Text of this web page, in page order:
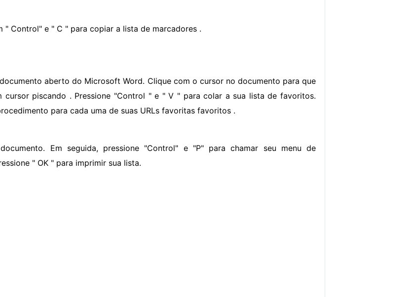
" Control" e " C " para copiar a lista de marcadores .
aberto do Microsoft Word. Clique com o cursor no documento para que
cursor piscando . Pressione "Control " e " V " para colar a sua lista de favoritos.
para cada uma de suas URLs favoritas favoritos .
Em seguida, pressione "Control" e "P" para chamar seu menu de
" OK " para imprimir sua lista.